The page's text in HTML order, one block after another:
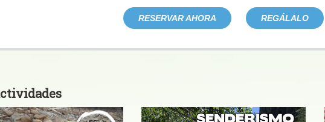
RESERVAR AHORA REGÁLALO